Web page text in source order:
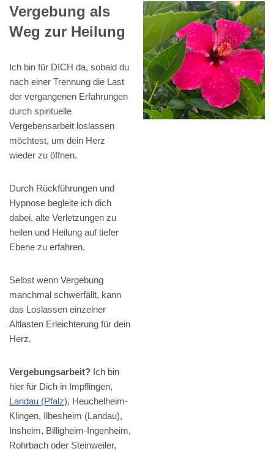
Vergebung als
Weg zur Heilung
Ich bin für DICH da, sobald du
nach einer Trennung die Last
der vergangenen Erfahrungen
durch spirituelle
Vergebensarbeit loslassen
möchtest, um dein Herz
wieder zu öffnen.
Durch Rückführungen und
Hypnose begleite ich dich
dabei, alte Verletzungen zu
heilen und Heilung auf tiefer
Ebene zu erfahren.
Selbst wenn Vergebung
manchmal schwerfällt, kann
das Loslassen einzelner
Altlasten Erleichterung für dein
Herz.
Vergebungsarbeit? Ich bin
hier für Dich in Impflingen,
Landau (Pfalz), Heuchelheim-
Klingen, Ilbesheim (Landau),
Insheim, Billigheim-Ingenheim,
Rohrbach oder Steinweiler,